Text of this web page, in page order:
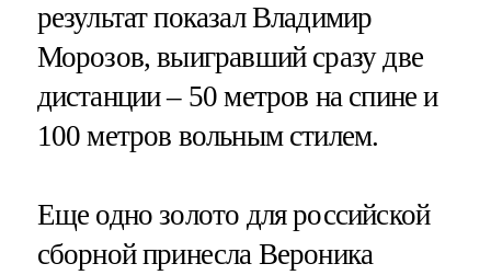
результат показал Владимир
Морозов, выигравший сразу две
дистанции – 50 метров на спине и
100 метров вольным стилем.
Еще одно золото для российской
сборной принесла Вероника